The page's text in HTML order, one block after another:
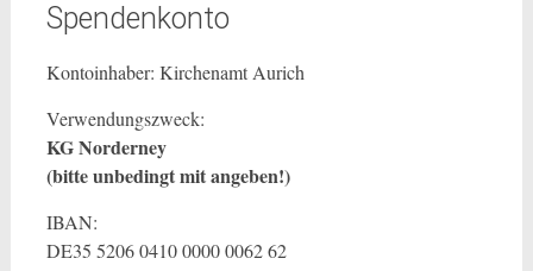
Spendenkonto
Kontoinhaber: Kirchenamt Aurich
Verwendungszweck:
KG Norderney
(bitte unbedingt mit angeben!)
IBAN:
DE35 5206 0410 0000 0062 62